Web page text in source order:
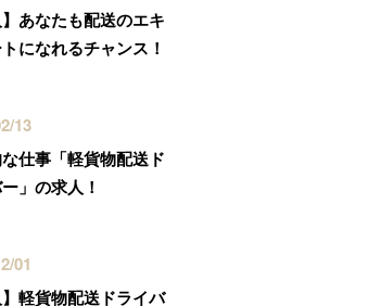
】あなたも配送のエキ
になれるチャンス！
13
仕事「軽貨物配送ド
」の求人！
01
】軽貨物配送ドライバ